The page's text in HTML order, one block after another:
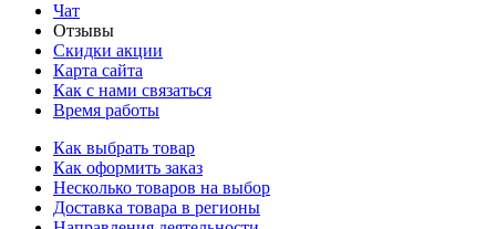
Чат
Отзывы
Скидки акции
Карта сайта
Как с нами связаться
Время работы
Как выбрать товар
Как оформить заказ
Несколько товаров на выбор
Доставка товара в регионы